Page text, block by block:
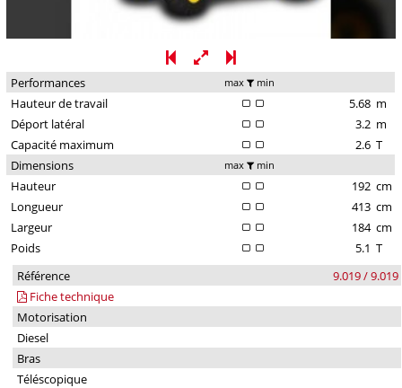
Performances max min
Hauteur de travail 5.68 m
Déport latéral
3.2 m
Capacité maximum
2.6 T
Dimensions
max min
Hauteur 192 cm
Longueur
413 cm
Largeur
184 cm
Poids
5.1 T
Référence
9.019 / 9.019
Fiche technique
Motorisation
Diesel
Bras
Téléscopique